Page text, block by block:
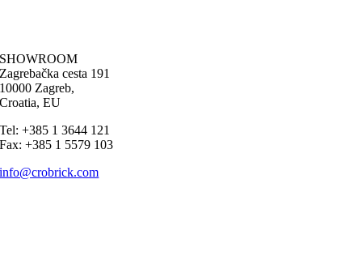
SHOWROOM
Zagrebačka cesta 191
10000 Zagreb,
Croatia, EU
Tel: +385 1 3644 121
Fax: +385 1 5579 103
info@crobrick.com